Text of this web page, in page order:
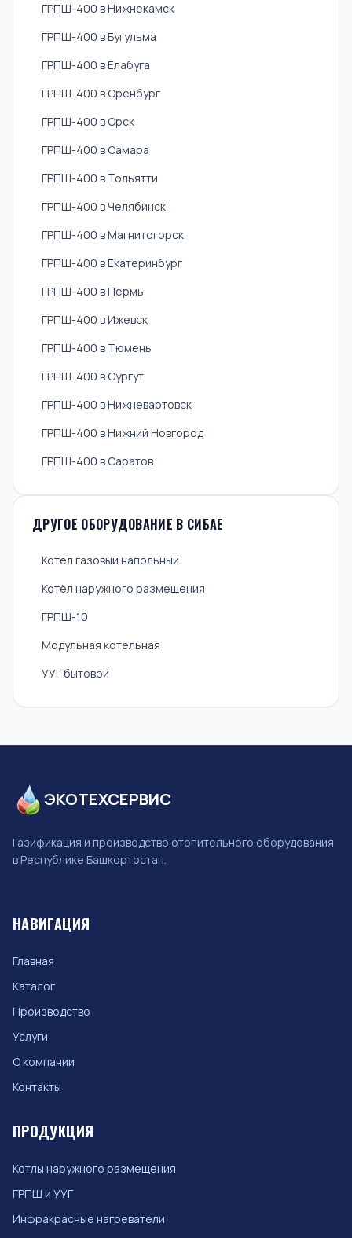
ГРПШ-400 в Нижнекамск
ГРПШ-400 в Бугульма
ГРПШ-400 в Елабуга
ГРПШ-400 в Оренбург
ГРПШ-400 в Орск
ГРПШ-400 в Самара
ГРПШ-400 в Тольятти
ГРПШ-400 в Челябинск
ГРПШ-400 в Магнитогорск
ГРПШ-400 в Екатеринбург
ГРПШ-400 в Пермь
ГРПШ-400 в Ижевск
ГРПШ-400 в Тюмень
ГРПШ-400 в Сургут
ГРПШ-400 в Нижневартовск
ГРПШ-400 в Нижний Новгород
ГРПШ-400 в Саратов
ДРУГОЕ ОБОРУДОВАНИЕ В СИБАЕ
Котёл газовый напольный
Котёл наружного размещения
ГРПШ-10
Модульная котельная
УУГ бытовой
ЭКОТЕХСЕРВИС
Газификация и производство отопительного оборудования
в Республике Башкортостан.
НАВИГАЦИЯ
Главная
Каталог
Производство
Услуги
О компании
Контакты
ПРОДУКЦИЯ
Котлы наружного размещения
ГРПШ и УУГ
Инфракрасные нагреватели